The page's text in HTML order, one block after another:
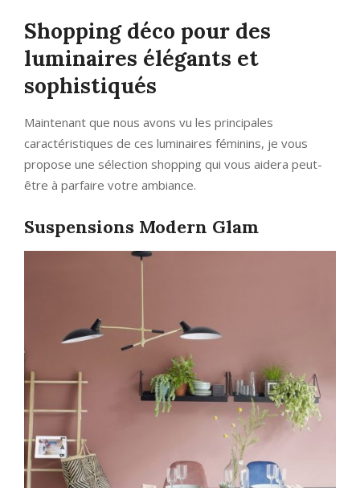
Shopping déco pour des
luminaires élégants et
sophistiqués
Maintenant que nous avons vu les principales
caractéristiques de ces luminaires féminins, je vous
propose une sélection shopping qui vous aidera peut-
être à parfaire votre ambiance.
Suspensions Modern Glam